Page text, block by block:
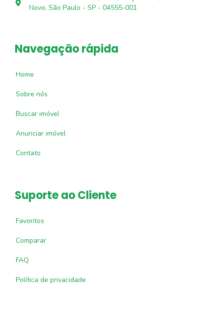
Novo, São Paulo - SP - 04555-001
Navegação rápida
Home
Sobre nós
Buscar imóvel
Anunciar imóvel
Contato
Suporte ao Cliente
Favoritos
Comparar
FAQ
Política de privacidade